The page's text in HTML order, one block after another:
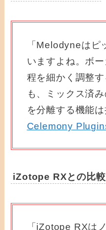
「Melodyneはピ
いますよね。ボ
程を細かく調整
も、ミックス済
を分離する機能
Celemony
iZotope RXとの比較
「iZotope RXは